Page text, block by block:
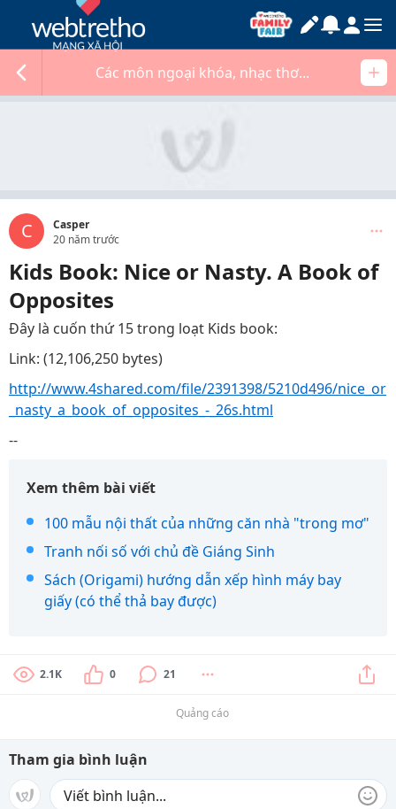
Các môn ngoại khóa, nhạc thơ...
C
Casper
20 năm trước
Kids Book: Nice or Nasty. A Book of
Opposites
Đây là cuốn thứ 15 trong loạt Kids book:
Link: (12,106,250 bytes)
http://www.4shared.com/file/2391398/5210d496/nice_or
_nasty_a_book_of_opposites_-_26s.html
--
Xem thêm bài viết
100 mẫu nội thất của những căn nhà "trong mơ"
Tranh nối số với chủ đề Giáng Sinh
Sách (Origami) hướng dẫn xếp hình máy bay
giấy (có thể thả bay được)
2.1K 0 21
Quảng cáo
Tham gia bình luận